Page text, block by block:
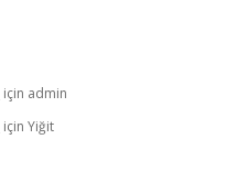
için admin
için Yiğit